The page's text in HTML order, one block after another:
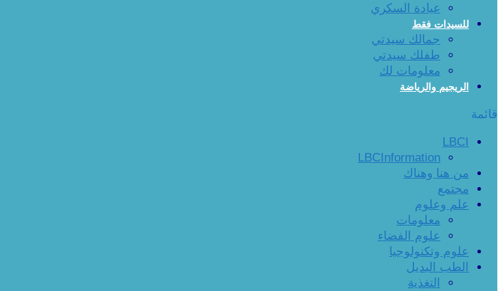
عيادة السكري
للسيدات فقط
جمالك سيدتي
طفلك سيدتي
معلومات لك
الريجيم والرياضة
قائمة
LBCI
LBCInformation
من هنا وهناك
مجتمع
علم وعلوم
معلومات
علوم الفضاء
علوم وتكنولوجيا
الطب البديل
التغذية